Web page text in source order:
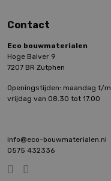
Contact
Eco bouwmaterialen
Hoge Balver 9
7207 BR Zutphen
Openingstijden: maandag t/m
vrijdag van 08.30 tot 17.00
info@eco-bouwmaterialen.nl
0575 432336